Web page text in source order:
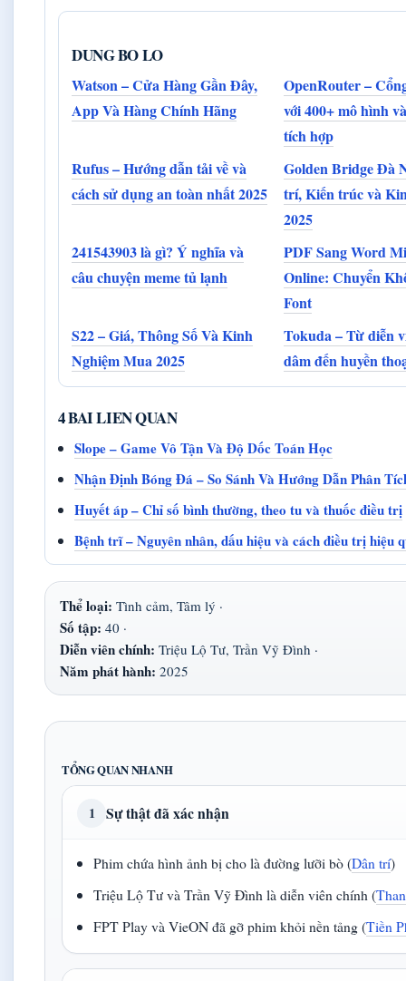
DUNG BO LO
Watson – Cửa Hàng Gần Đây,
App Và Hàng Chính Hãng
OpenRouter –
với 400+ mô hình
tích hợp
Rufus – Hướng dẫn tải về và
cách sử dụng an toàn nhất 2025
Golden Bridge Đà
trí, Kiến trúc và
2025
241543903 là gì? Ý nghĩa và
câu chuyện meme tủ lạnh
PDF Sang Word
Online: Chuyển
Font
S22 – Giá, Thông Số Và Kinh
Nghiệm Mua 2025
Tokuda – Từ diễn
dâm đến huyền
4 BAI LIEN QUAN
Slope – Game Vô Tận Và Độ Dốc Toán Học
Nhận Định Bóng Đá – So Sánh Và Hướng Dẫn Phân
Huyết áp – Chỉ số bình thường, theo tu và thuốc điều trị
Bệnh trĩ – Nguyên nhân, dấu hiệu và cách điều trị hiệu
Thể loại: Tình cảm, Tâm lý ·
Số tập: 40 ·
Diễn viên chính: Triệu Lộ Tư, Trần Vỹ Đình ·
Năm phát hành: 2025
TỔNG QUAN NHANH
1 Sự thật đã xác nhận
Phim chứa hình ảnh bị cho là đường lưỡi bò (Dân trí)
Triệu Lộ Tư và Trần Vỹ Đình là diễn viên chính (
FPT Play và VieON đã gỡ phim khỏi nền tảng (Tiền